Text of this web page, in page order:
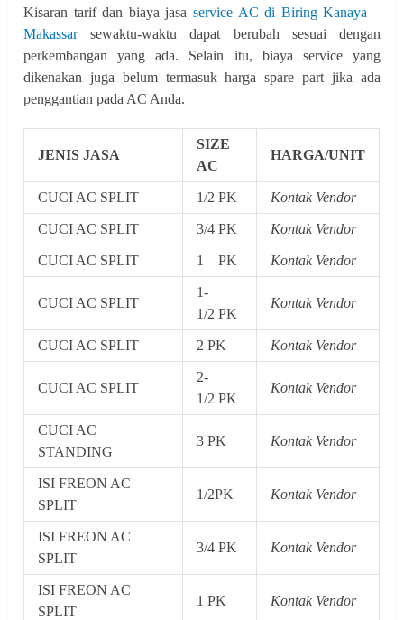
Kisaran tarif dan biaya jasa service AC di Biring Kanaya –
Makassarsewaktu-waktu dapat berubah sesuai dengan
perkembangan yang ada. Selain itu, biaya service yang
dikenakan juga belum termasuk harga spare part jika ada
penggantian pada AC Anda.
JENIS JASA
SIZE
AC
HARGA/UNIT
CUCI AC SPLIT 1/2 PK Kontak Vendor
CUCI AC SPLIT 3/4 PK Kontak Vendor
CUCI AC SPLIT 1 PK Kontak Vendor
CUCI AC SPLIT
1-
1/2 PK
Kontak Vendor
CUCI AC SPLIT 2 PK Kontak Vendor
CUCI AC SPLIT
2-
1/2 PK
Kontak Vendor
CUCI AC
STANDING
3 PK Kontak Vendor
ISI FREON AC
SPLIT
1/2PK Kontak Vendor
ISI FREON AC
SPLIT
3/4 PK Kontak Vendor
ISI FREON AC
SPLIT
1 PK Kontak Vendor